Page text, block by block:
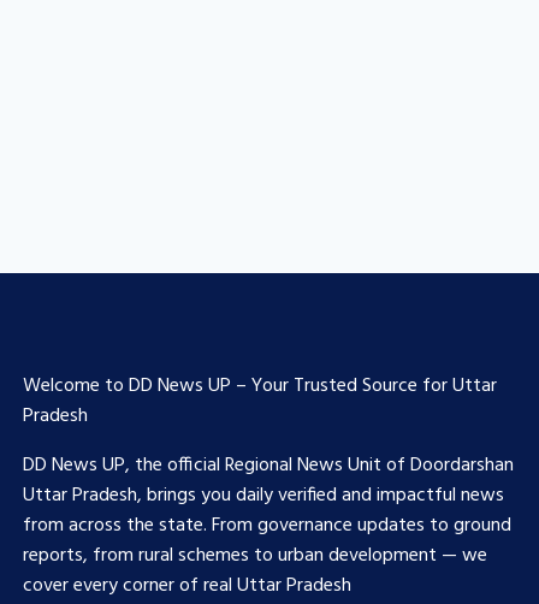
Welcome to DD News UP – Your Trusted Source for Uttar
Pradesh
DD News UP, the official Regional News Unit of Doordarshan
Uttar Pradesh, brings you daily verified and impactful news
from across the state. From governance updates to ground
reports, from rural schemes to urban development — we
cover every corner of real Uttar Pradesh